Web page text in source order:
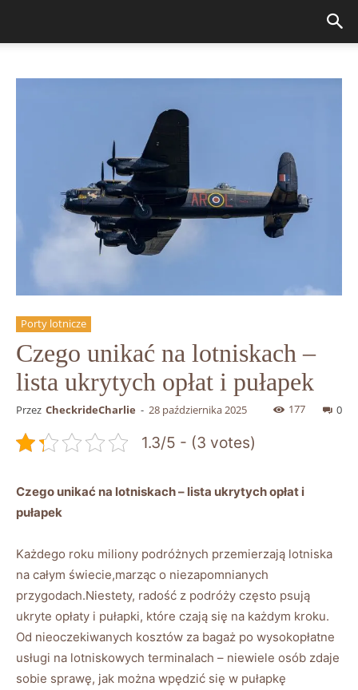
Porty lotnicze
Czego unikać na lotniskach –
lista ukrytych opłat i pułapek
Przez CheckrideCharlie - 28 października 2025 0
177
1.3/5 - (3 votes)
Czego unikać na lotniskach – lista ukrytych opłat i
pułapek
Każdego roku miliony podróżnych przemierzają lotniska
na całym świecie,marząc o niezapomnianych
przygodach.Niestety, radość z podróży często psują
ukryte opłaty i pułapki, które czają się na każdym kroku.
Od nieoczekiwanych kosztów za bagaż po wysokopłatne
usługi na lotniskowych terminalach – niewiele osób zdaje
sobie sprawę, jak można wpędzić się w pułapkę